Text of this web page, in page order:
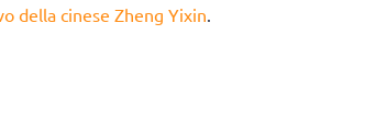
della cinese Zheng Yixin